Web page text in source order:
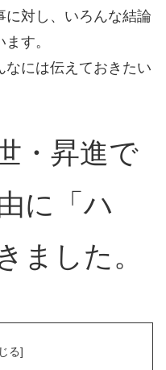
対し、いろんな結論
す。
には伝えておきたい
・昇進で
に「ハ
ました。